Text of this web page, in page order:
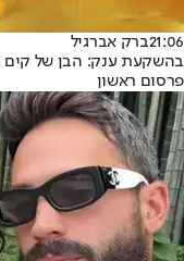
21:06ברק אברגיל
בהשקעת ענק: הבן של קים חגג 7, הבית הפך לממלכת
פרסום ראשון